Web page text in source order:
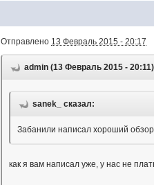
Отправлено 13 Февраль 2015 - 20:17
admin (13 Февраль 2015 -
sanek_ сказал:
Забанили написал хороший
как я вам написал уже, у нас не